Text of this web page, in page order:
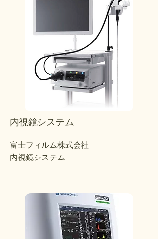
内視鏡システム
富士フィルム株式会社
内視鏡システム